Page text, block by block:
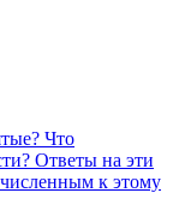
Что
Ответы на эти
к этому